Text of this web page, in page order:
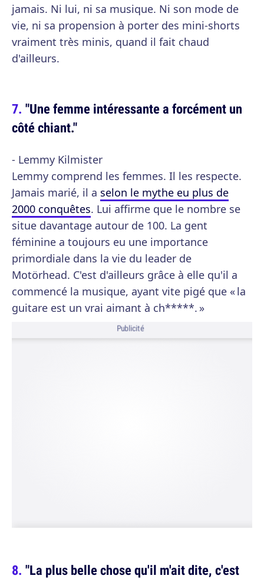
jamais. Ni lui, ni sa musique. Ni son mode de
vie, ni sa propension à porter des mini-shorts
vraiment très minis, quand il fait chaud
d'ailleurs.
"Une femme intéressante a forcément un
côté chiant."
- Lemmy Kilmister
Lemmy comprend les femmes. Il les respecte.
Jamais marié, il a selon le mythe eu plus de
2000 conquêtes. Lui affirme que le nombre se
situe davantage autour de 100. La gent
féminine a toujours eu une importance
primordiale dans la vie du leader de
Motörhead. C'est d'ailleurs grâce à elle qu'il a
commencé la musique, ayant vite pigé que « la
guitare est un vrai aimant à ch*****. »
Publicité
"La plus belle chose qu'il m'ait dite, c'est